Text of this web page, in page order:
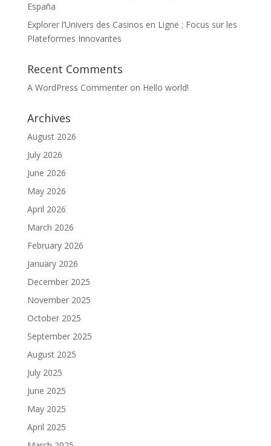
España
Explorer l’Univers des Casinos en Ligne : Focus sur les
Plateformes Innovantes
Recent Comments
A WordPress Commenteron Hello world!
Archives
August 2026
July 2026
June 2026
May 2026
April 2026
March 2026
February 2026
January 2026
December 2025
November 2025
October 2025
September 2025
August 2025
July 2025
June 2025
May 2025
April 2025